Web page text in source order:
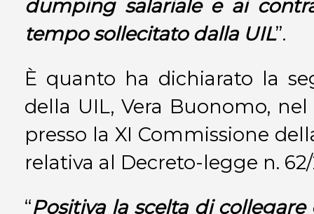
dumping salariale e ai
tempo sollecitato dalla UIL”.
È quanto ha dichiarato la
della UIL, Vera Buonomo, nel
presso la XI Commissione
relativa al Decreto-legge n. 62/
“Positiva la scelta di